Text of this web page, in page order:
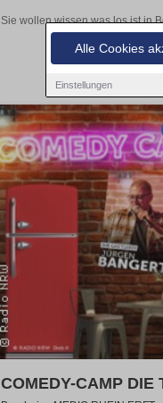
Alle Cookies
Einstellungen
Sie wollen wissen was los ist in
COMEDY-CAMP DIE